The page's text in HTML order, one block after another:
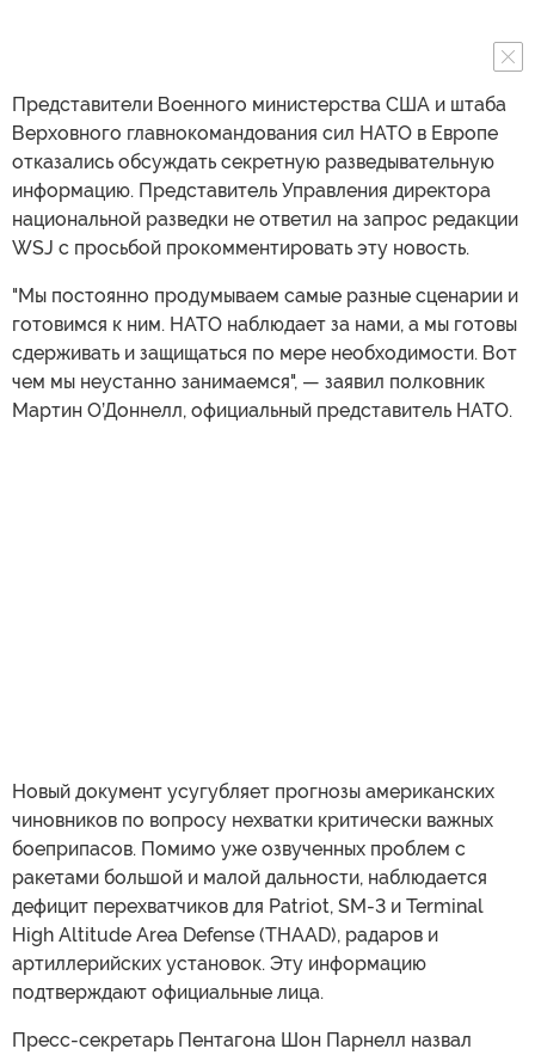
Представители Военного министерства США и штаба
Верховного главнокомандования сил НАТО в Европе
отказались обсуждать секретную разведывательную
информацию. Представитель Управления директора
национальной разведки не ответил на запрос редакции
WSJ с просьбой прокомментировать эту новость.
"Мы постоянно продумываем самые разные сценарии и
готовимся к ним. НАТО наблюдает за нами, а мы готовы
сдерживать и защищаться по мере необходимости. Вот
чем мы неустанно занимаемся", — заявил полковник
Мартин О’Доннелл, официальный представитель НАТО.
Новый документ усугубляет прогнозы американских
чиновников по вопросу нехватки критически важных
боеприпасов. Помимо уже озвученных проблем с
ракетами большой и малой дальности, наблюдается
дефицит перехватчиков для Patriot, SM-3 и Terminal
High Altitude Area Defense (THAAD), радаров и
артиллерийских установок. Эту информацию
подтверждают официальные лица.
Пресс-секретарь Пентагона Шон Парнелл назвал